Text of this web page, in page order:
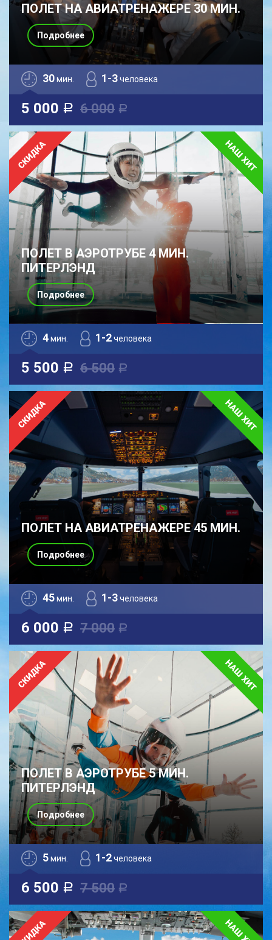
ПОЛЕТ НА АВИАТРЕНАЖЕРЕ 30 МИН.
30мин. 1-3человека
5 000 a 6 000 a
Подробнее
ПОЛЕТ В АЭРОТРУБЕ 4 МИН.
ПИТЕРЛЭНД
4мин. 1-2человека
5 500 a 6 500 a
Подробнее
ПОЛЕТ НА АВИАТРЕНАЖЕРЕ 45 МИН.
45мин. 1-3человека
6 000 a 7 000 a
Подробнее
ПОЛЕТ В АЭРОТРУБЕ 5 МИН.
ПИТЕРЛЭНД
5мин. 1-2человека
6 500 a 7 500 a
Подробнее